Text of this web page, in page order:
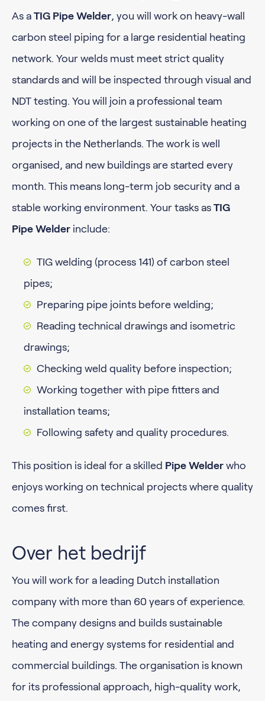
As a TIG Pipe Welder, you will work on heavy-wall
carbon steel piping for a large residential heating
network. Your welds must meet strict quality
standards and will be inspected through visual and
NDT testing. You will join a professional team
working on one of the largest sustainable heating
projects in the Netherlands. The work is well
organised, and new buildings are started every
month. This means long-term job security and a
stable working environment. Your tasks as TIG
Pipe Welder include:
TIG welding (process 141) of carbon steel
pipes;
Preparing pipe joints before welding;
Reading technical drawings and isometric
drawings;
Checking weld quality before inspection;
Working together with pipe fitters and
installation teams;
Following safety and quality procedures.
This position is ideal for a skilled Pipe Welder who
enjoys working on technical projects where quality
comes first.
Over het bedrijf
You will work for a leading Dutch installation
company with more than 60 years of experience.
The company designs and builds sustainable
heating and energy systems for residential and
commercial buildings. The organisation is known
for its professional approach, high-quality work,